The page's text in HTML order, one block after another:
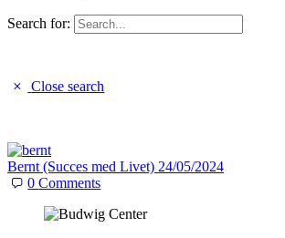
Search for:
Close search
Bernt (Succes med Livet) 24/05/2024
0Comments